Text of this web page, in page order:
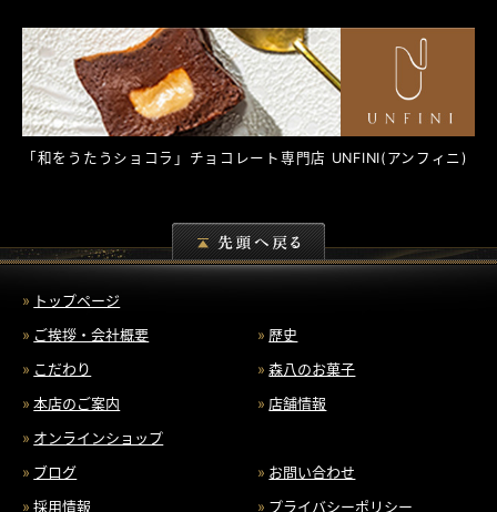
「和をうたうショコラ」チョコレート専門店 UNFINI(アンフィニ)
トップページ
ご挨拶・会社概要
歴史
こだわり
森八のお菓子
本店のご案内
店舗情報
オンラインショップ
ブログ
お問い合わせ
採用情報
プライバシーポリシー